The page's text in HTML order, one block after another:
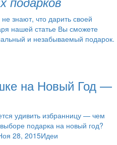
знают, что дарить своей
нашей статье Вы сможете
и незабываемый подарок.
на Новый Год —
удивить избранницу — чем
подарка на новый год?
28, 2015Идеи